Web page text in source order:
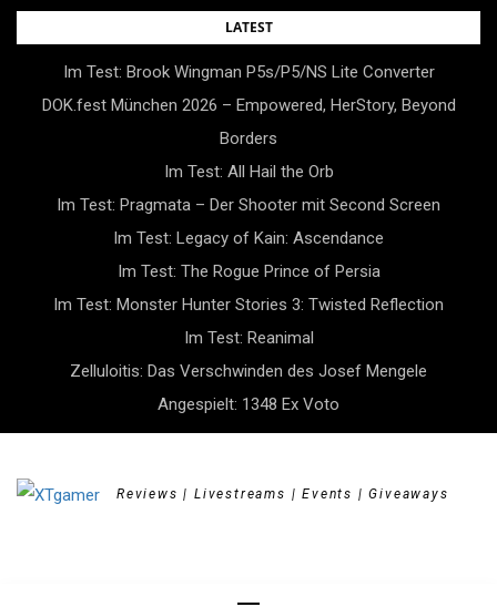
Skip
LATEST
Im Test: Brook Wingman P5s/P5/NS Lite Converter
DOK.fest München 2026 – Empowered, HerStory, Beyond
Borders
Im Test: All Hail the Orb
Im Test: Pragmata – Der Shooter mit Second Screen
Im Test: Legacy of Kain: Ascendance
Im Test: The Rogue Prince of Persia
Im Test: Monster Hunter Stories 3: Twisted Reflection
Im Test: Reanimal
Zelluloitis: Das Verschwinden des Josef Mengele
Angespielt: 1348 Ex Voto
Reviews | Livestreams | Events | Giveaways